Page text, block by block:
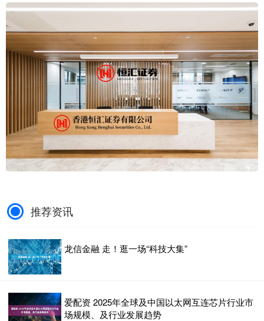
推荐资讯
龙信金融 走！逛一场“科技大集”
爱配资 2025年全球及中国以太网互连芯片行业市
场规模、及行业发展趋势